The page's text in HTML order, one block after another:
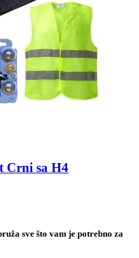
Crni sa H4
sve što vam je potrebno za